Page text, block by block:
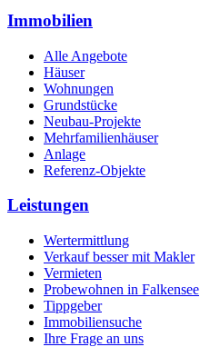
Immobilien
Alle Angebote
Häuser
Wohnungen
Grundstücke
Neubau-Projekte
Mehrfamilienhäuser
Anlage
Referenz-Objekte
Leistungen
Wertermittlung
Verkauf besser mit Makler
Vermieten
Probewohnen in Falkensee
Tippgeber
Immobiliensuche
Ihre Frage an uns